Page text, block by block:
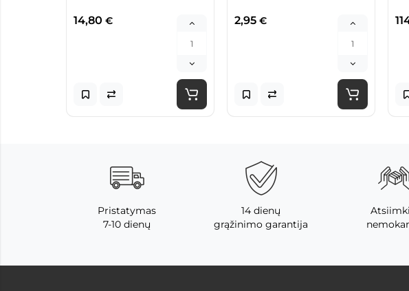
14,80 € 2,95 €
Pristatymas
7-10 dienų
14 dienų
grąžinimo garantija